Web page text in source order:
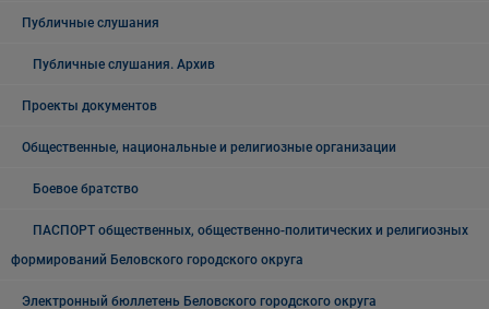
Публичные слушания
Публичные слушания. Архив
Проекты документов
Общественные, национальные и религиозные организации
Боевое братство
ПАСПОРТ общественных, общественно-политических и религиозных
формирований Беловского городского округа
Электронный бюллетень Беловского городского округа